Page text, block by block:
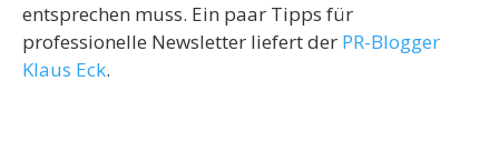
entsprechen muss. Ein paar Tipps für
professionelle Newsletter liefert der PR-Blogger
Klaus Eck.